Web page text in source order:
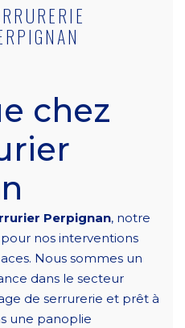
chez
Perpignan, notre
nos interventions
Nous sommes un
dans le secteur
de serrurerie et prêt à
une panoplie